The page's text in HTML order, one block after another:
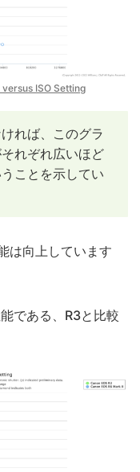
ISO Setting
れば、このグラ
れぞれ広いほど
ことを示してい
は向上しています
である、R3と比較